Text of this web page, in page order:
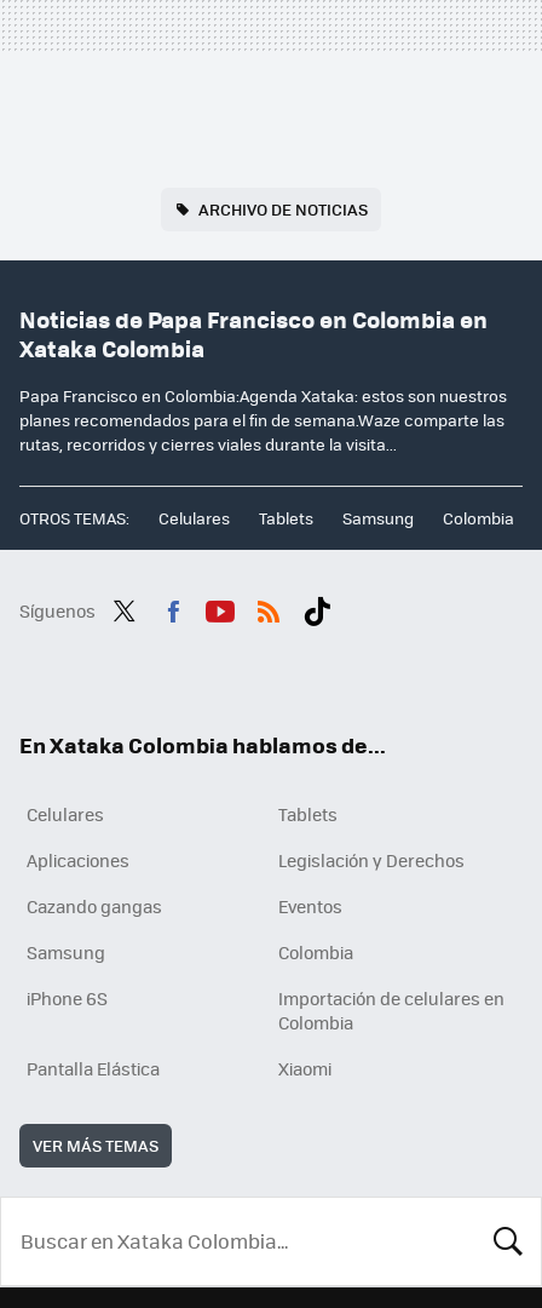
ARCHIVO DE NOTICIAS
Noticias de Papa Francisco en Colombia en
Xataka Colombia
Papa Francisco en Colombia:Agenda Xataka: estos son nuestros
planes recomendados para el fin de semana.Waze comparte las
rutas, recorridos y cierres viales durante la visita...
OTROS TEMAS: Celulares Tablets Samsung Colombia
Síguenos
En Xataka Colombia hablamos de...
Celulares
Tablets
Aplicaciones
Legislación y Derechos
Cazando gangas
Eventos
Samsung
Colombia
iPhone 6S
Importación de celulares en
Colombia
Pantalla Elástica
Xiaomi
VER MÁS TEMAS